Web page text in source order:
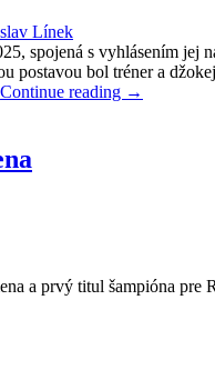
spojená s vyhlásením
postavou bol tréner a
Continue reading →
a prvý titul šampióna pre